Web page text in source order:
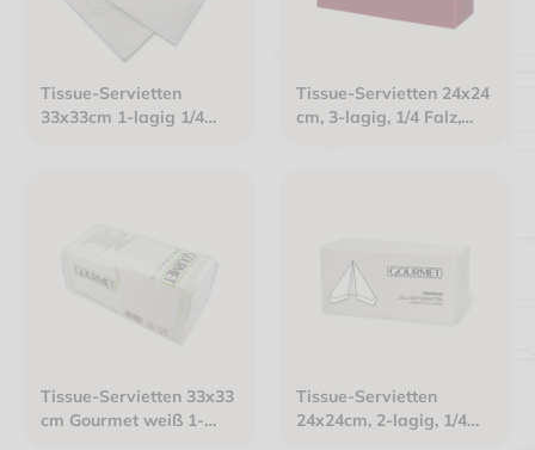
Tissue-Servietten
33x33cm 1-lagig 1/4
Tissue-Servietten 24x24
cm, 3-lagig, 1/4 Falz,
Tissue-Servietten 33x33
cm Gourmet weiß 1-
Tissue-Servietten
24x24cm, 2-lagig, 1/4